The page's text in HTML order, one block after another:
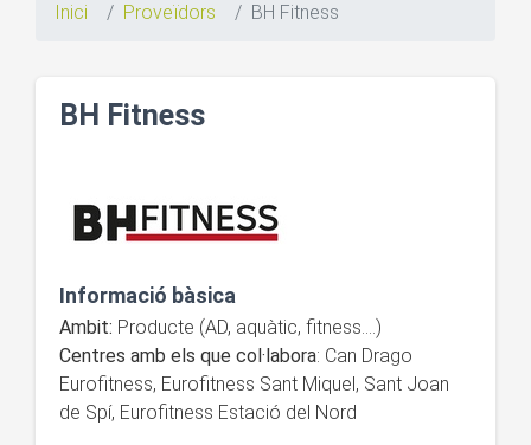
Inici Proveïdors BH Fitness
BH Fitness
Informació bàsica
Ambit: Producte (AD, aquàtic, fitness....)
Centres amb els que col·labora: Can Drago
Eurofitness, Eurofitness Sant Miquel, Sant Joan
de Spí, Eurofitness Estació del Nord